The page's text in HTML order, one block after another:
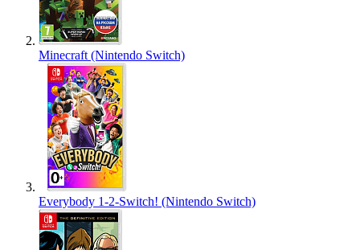
Minecraft (Nintendo Switch)
Everybody 1-2-Switch! (Nintendo Switch)